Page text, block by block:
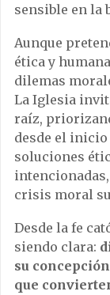
sensible en la
Aunque
ética y
dilemas
La Iglesia
raíz,
desde el
soluciones
crisis moral
Desde la fe
siendo clara:
su
que